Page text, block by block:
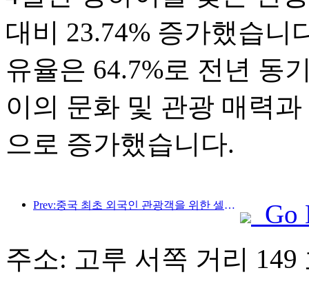
대비 23.74% 증가했습니
유율은 64.7%로 전년 동
이의 문화 및 관광 매력
으로 증가했습니다.
Prev:중국 최초 외국인 관광객을 위한 셀프서비스 문화관광 소비 시스템 상하이에 출시
Go
주소: 고루 서쪽 거리